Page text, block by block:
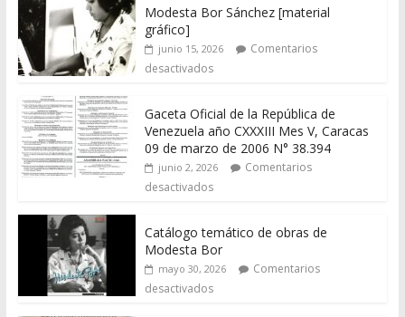
Modesta Bor Sánchez [material
gráfico]
junio 15, 2026
Comentarios
desactivados
Gaceta Oficial de la República de
Venezuela año CXXXIII Mes V, Caracas
09 de marzo de 2006 N° 38.394
junio 2, 2026
Comentarios
desactivados
Catálogo temático de obras de
Modesta Bor
mayo 30, 2026
Comentarios
desactivados